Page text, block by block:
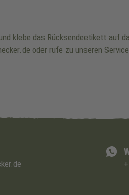
klebe das Rücksendeetikett auf
oder rufe zu unseren